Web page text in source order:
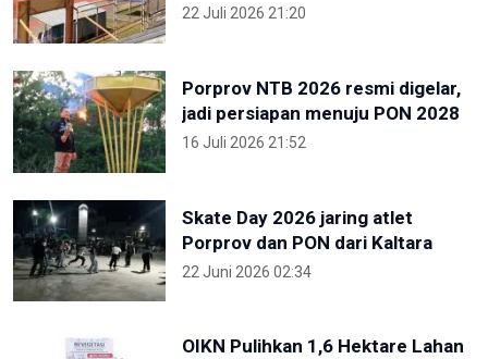
22 Juli 2026 21:20
Porprov NTB 2026 resmi digelar,
jadi persiapan menuju PON 2028
16 Juli 2026 21:52
Skate Day 2026 jaring atlet
Porprov dan PON dari Kaltara
22 Juni 2026 02:34
OIKN Pulihkan 1,6 Hektare Lahan